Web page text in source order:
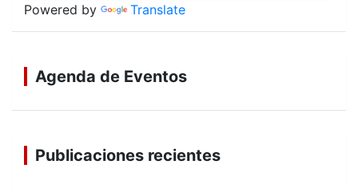
Powered by Translate
Agenda de Eventos
Publicaciones recientes